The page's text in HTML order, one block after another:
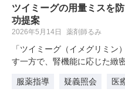
ツイミーグの用量ミスを
功提案
2026年5月14日 薬剤師るみ
「ツイミーグ（イメグリミ
す一方で、腎機能に応じた緻
服薬指導
疑義照会 医